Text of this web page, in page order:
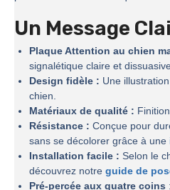
Un Message
Plaque Attention au chien
signalétique claire et
Design fidèle : Une
chien.
Matériaux de qualité :
Résistance : Conçue pour
sans se décolorer grâce à une
Installation facile : Selon le
découvrez notre guide de
Pré-percée aux quatre coins